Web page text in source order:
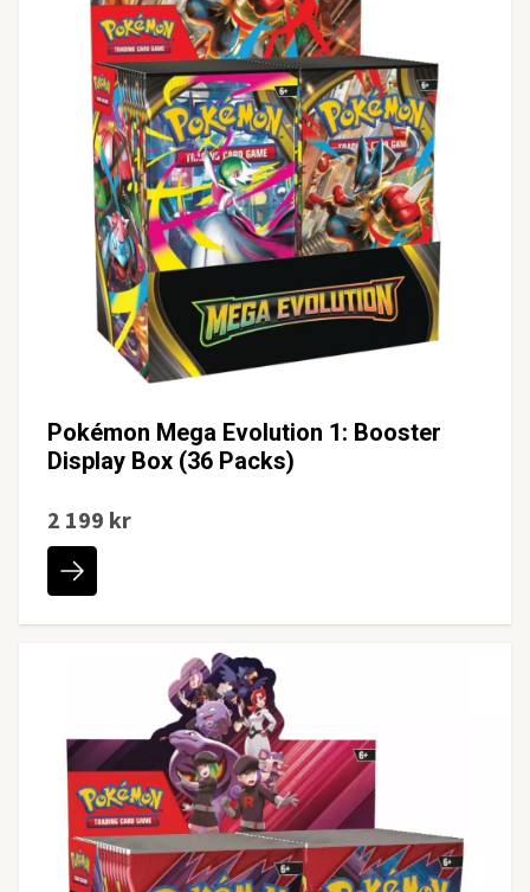
Pokémon Mega Evolution 1: Booster
Display Box (36 Packs)
2 199 kr